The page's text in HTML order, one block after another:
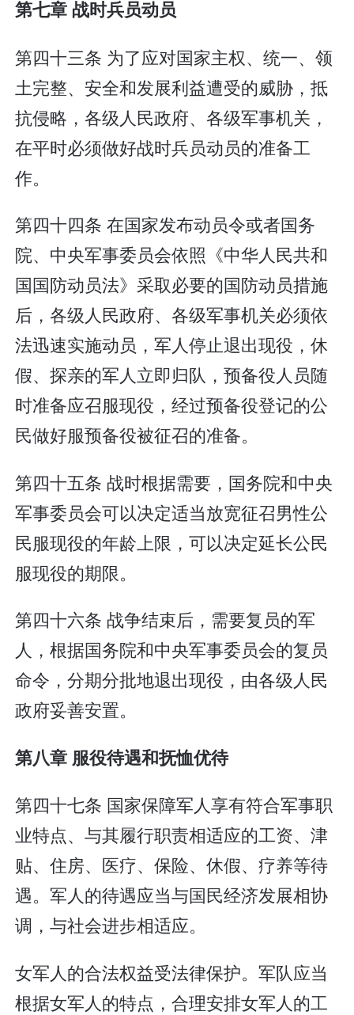
第七章 战时兵员动员
第四十三条 为了应对国家主权、统一、领
土完整、安全和发展利益遭受的威胁，抵
抗侵略，各级人民政府、各级军事机关，
在平时必须做好战时兵员动员的准备工
作。
第四十四条 在国家发布动员令或者国务
院、中央军事委员会依照《中华人民共和
国国防动员法》采取必要的国防动员措施
后，各级人民政府、各级军事机关必须依
法迅速实施动员，军人停止退出现役，休
假、探亲的军人立即归队，预备役人员随
时准备应召服现役，经过预备役登记的公
民做好服预备役被征召的准备。
第四十五条 战时根据需要，国务院和中央
军事委员会可以决定适当放宽征召男性公
民服现役的年龄上限，可以决定延长公民
服现役的期限。
第四十六条 战争结束后，需要复员的军
人，根据国务院和中央军事委员会的复员
命令，分期分批地退出现役，由各级人民
政府妥善安置。
第八章 服役待遇和抚恤优待
第四十七条 国家保障军人享有符合军事职
业特点、与其履行职责相适应的工资、津
贴、住房、医疗、保险、休假、疗养等待
遇。军人的待遇应当与国民经济发展相协
调，与社会进步相适应。
女军人的合法权益受法律保护。军队应当
根据女军人的特点，合理安排女军人的工